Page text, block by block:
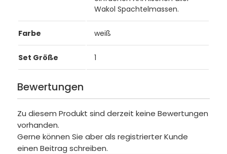
Wakol Spachtelmassen.
Farbe weiß
Set Größe 1
Bewertungen
Zu diesem Produkt sind derzeit keine Bewertungen
vorhanden.
Gerne können Sie aber als registrierter Kunde
einen Beitrag schreiben.